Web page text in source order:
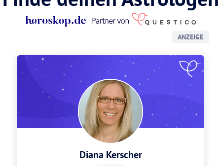
ANZEIGE
Diana Kerscher